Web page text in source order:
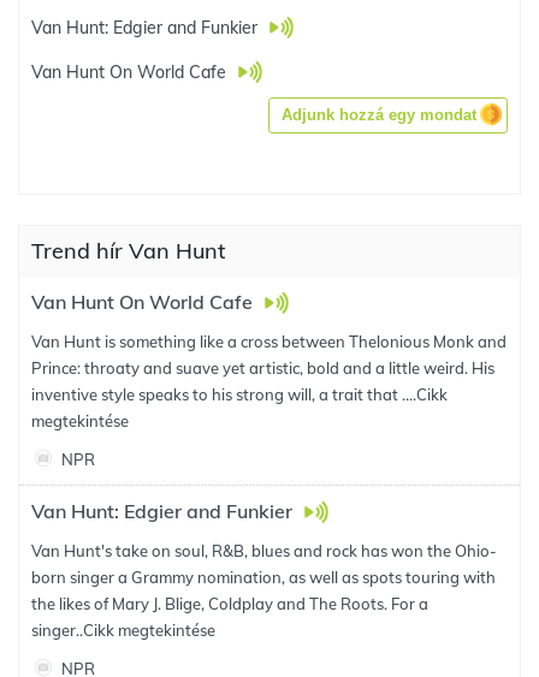
Van Hunt: Edgier and Funkier
Van Hunt On World Cafe
Adjunk hozzá egy mondat
Trend hír Van Hunt
Van Hunt On World Cafe
Van Hunt is something like a cross between Thelonious Monk and
Prince: throaty and suave yet artistic, bold and a little weird. His
inventive style speaks to his strong will, a trait that ....Cikk
megtekintése
NPR
Van Hunt: Edgier and Funkier
Van Hunt's take on soul, R&B, blues and rock has won the Ohio-
born singer a Grammy nomination, as well as spots touring with
the likes of Mary J. Blige, Coldplay and The Roots. For a
singer..Cikk megtekintése
NPR